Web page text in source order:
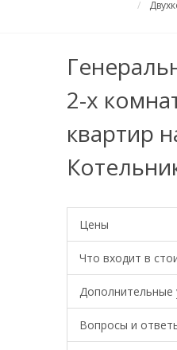
2-х
квартир
Цены
Что входит в
Дополнительные
Вопросы и